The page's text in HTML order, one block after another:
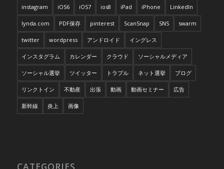
instagram iOS6 iOS7 ios8 iPad iPhone LinkedIn
lynda.com PDF保存 pinterest ScanSnap SNS swarm
twitter wordpress アンドロイド イングレス
インスタグラム カレンダー クラウド ソーシャルメディア
ソーシャル選挙 ツイッター トラブル ネット選挙 ブログ
リンクトイン 不動産 出張 動画 動画セミナー 広告
新幹線 炎上 画像